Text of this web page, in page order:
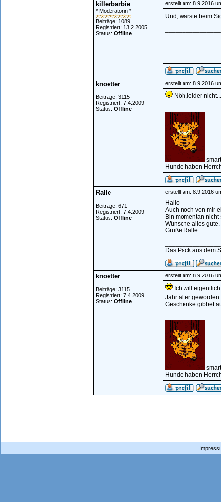
killerbarbie
* Moderatorin *
Beiträge: 1089
Registriert: 13.2.2005
Status: Offline
erstellt am: 8.9.2016
Und, warste beim
knoetter
Beiträge: 3115
Registriert: 7.4.2009
Status: Offline
erstellt am: 8.9.2016
Nöh,leider
Hunde haben
Ralle
Beiträge: 671
Registriert: 7.4.2009
Status: Offline
erstellt am: 8.9.2016
Hallo
Auch noch von mir
Bin momentan nicht
Wünsche alles gute.
Grüße Ralle
Das Pack aus dem
knoetter
Beiträge: 3115
Registriert: 7.4.2009
Status: Offline
erstellt am: 8.9.2016
Ich will
Jahr älter geworden
Geschenke gibbet
Hunde haben